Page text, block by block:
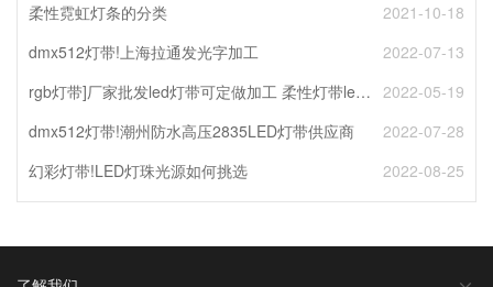
柔性霓虹灯条的分类
2021-10-18
dmx512灯带!上海拉通发光字加工
2022-07-13
rgb灯带]厂家批发led灯带可定做加工 柔性灯带led 绿色环保节能 2022-05-19
dmx512灯带!潮州防水高压2835LED灯带供应商
2022-07-28
幻彩灯带!LED灯珠光源如何挑选
2022-08-25